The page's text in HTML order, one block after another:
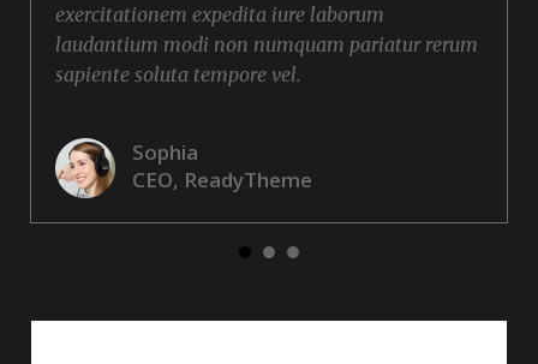
exercitationem expedita iure laborum
laudantium modi non numquam pariatur rerum
sapiente soluta tempore vel.
Sophia
CEO, ReadyTheme